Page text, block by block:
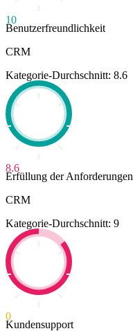
10
Benutzerfreundlichkeit
CRM
Kategorie-Durchschnitt: 8.6
8.6
Erfüllung der Anforderungen
CRM
Kategorie-Durchschnitt: 9
0
Kundensupport